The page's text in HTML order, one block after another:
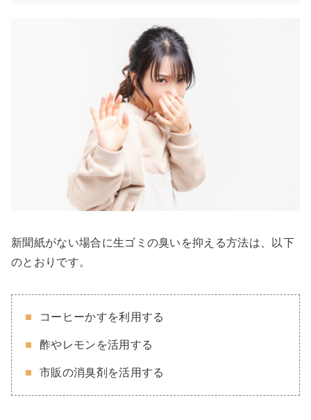
新聞紙がない場合に生ゴミの臭いを抑える方法は、以下
のとおりです。
コーヒーかすを利用する
酢やレモンを活用する
市販の消臭剤を活用する